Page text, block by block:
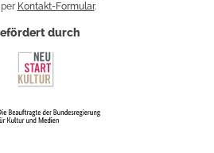
Kontakt-Formular.
durch